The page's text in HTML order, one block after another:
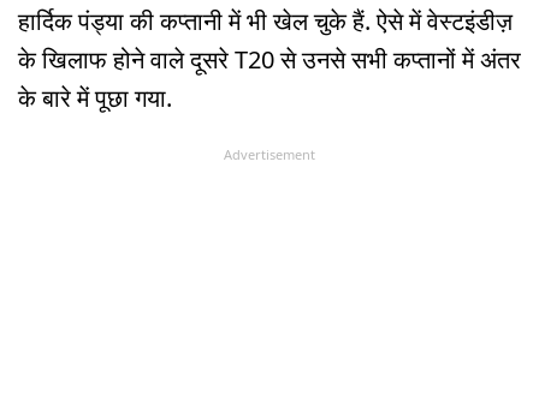
हार्दिक पंड्या की कप्तानी में भी खेल चुके हैं. ऐसे में वेस्टइंडीज़
के खिलाफ होने वाले दूसरे T20 से उनसे सभी कप्तानों में अंतर
के बारे में पूछा गया.
Advertisement